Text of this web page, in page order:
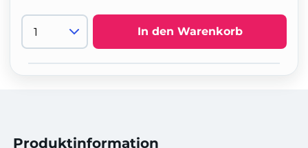
In den Warenkorb
Produktinformation